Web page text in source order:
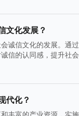
文化发展？
诚信文化的发展。通
信的认同感，提升社
代化？